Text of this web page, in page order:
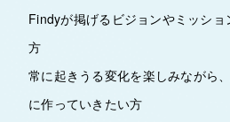
Findyが掲げるビジョンやミッシ
方
常に起きうる変化を楽しみながら
に作っていきたい方